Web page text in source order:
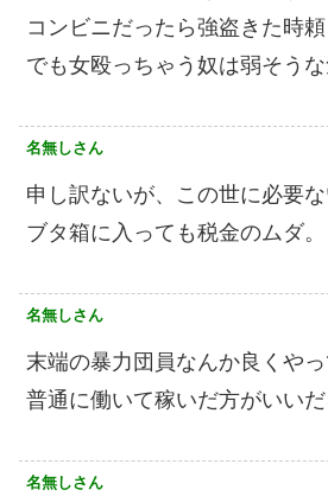
コンビニだったら強盗きた時
でも女殴っちゃう奴は弱そう
名無しさん
申し訳ないが、この世に必要な
ブタ箱に入っても税金のムダ。
名無しさん
末端の暴力団員なんか良くや
普通に働いて稼いだ方がいいだ
名無しさん